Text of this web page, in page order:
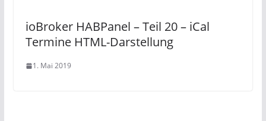
ioBroker HABPanel – Teil 20 – iCal
Termine HTML-Darstellung
1. Mai 2019